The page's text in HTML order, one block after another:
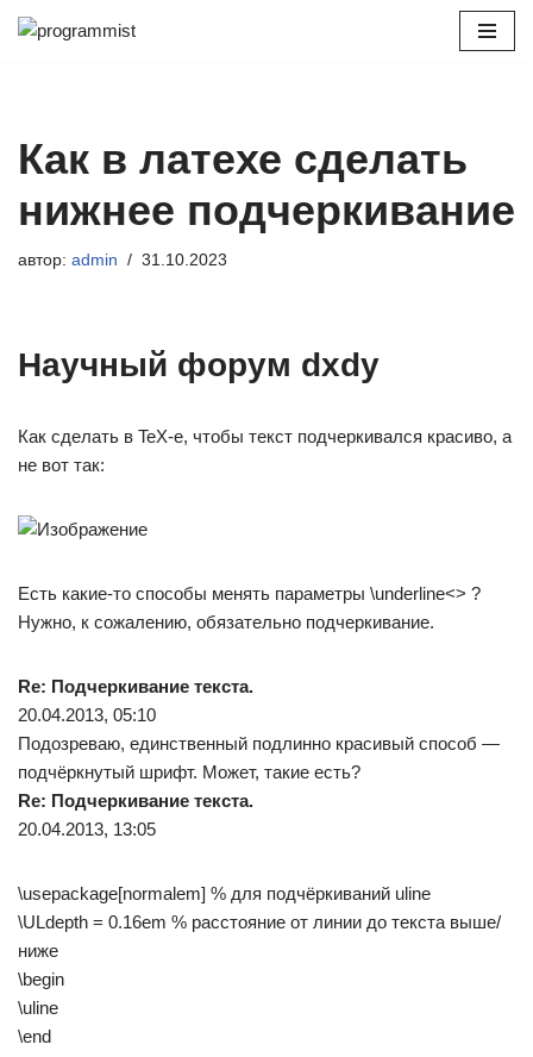
Как в латехе сделать
нижнее подчеркивание
автор: admin 31.10.2023
Научный форум dxdy
Как сделать в TeX-е, чтобы текст подчеркивался красиво, а
не вот так:
Есть какие-то способы менять параметры \underline<> ?
Нужно, к сожалению, обязательно подчеркивание.
Re: Подчеркивание текста.
20.04.2013, 05:10
Подозреваю, единственный подлинно красивый способ —
подчёркнутый шрифт. Может, такие есть?
Re: Подчеркивание текста.
20.04.2013, 13:05
\usepackage[normalem] % для подчёркиваний uline
\ULdepth = 0.16em % расстояние от линии до текста выше/
ниже
\begin
\uline
\end